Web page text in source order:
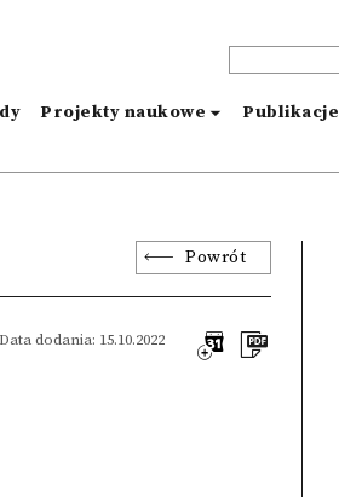
Projekty naukowe Publikacje
Powrót
Data dodania: 15.10.2022